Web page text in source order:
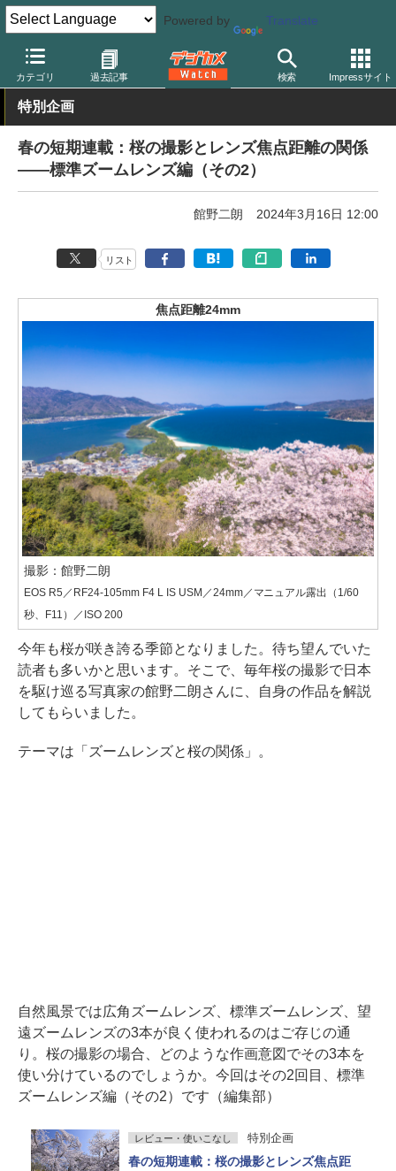
Powered by Translate
カテゴリ 過去記事 検索 Impressサイト
デジカメ Watch 撮影情報 花
特別企画
春の短期連載：桜の撮影とレンズ焦点距離の関係
——標準ズームレンズ編（その2）
館野二朗 2024年3月16日 12:00
リスト
焦点距離24mm
撮影：館野二朗
EOS R5／RF24-105mm F4 L IS USM／24mm／マニュアル露出（1/60
秒、F11）／ISO 200
今年も桜が咲き誇る季節となりました。待ち望んでいた
読者も多いかと思います。そこで、毎年桜の撮影で日本
を駆け巡る写真家の館野二朗さんに、自身の作品を解説
してもらいました。
テーマは「ズームレンズと桜の関係」。
自然風景では広角ズームレンズ、標準ズームレンズ、望
遠ズームレンズの3本が良く使われるのはご存じの通
り。桜の撮影の場合、どのような作画意図でその3本を
使い分けているのでしょうか。今回はその2回目、標準
ズームレンズ編（その2）です（編集部）
レビュー・使いこなし 特別企画
春の短期連載：桜の撮影とレンズ焦点距